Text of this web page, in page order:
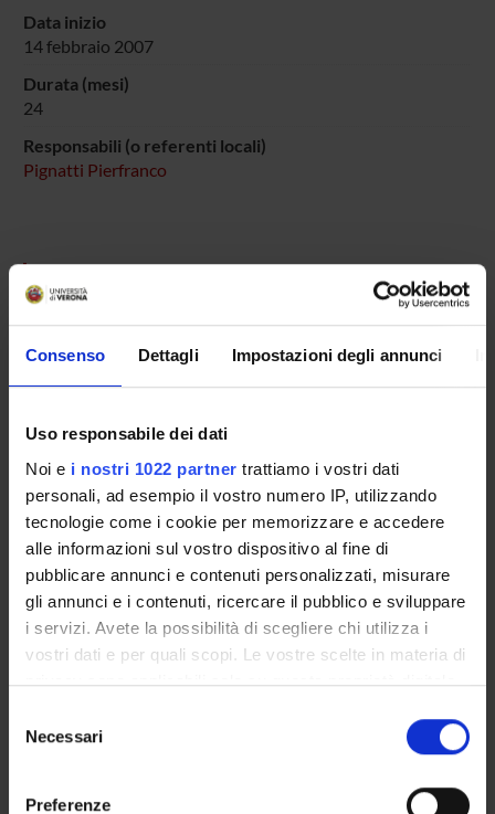
Consenso Dettagli Impostazioni degli annunci
Uso responsabile dei dati
Noi e i nostri 1022 partner trattiamo i vostri dati
personali, ad esempio il vostro numero IP, utilizzando
tecnologie come i cookie per memorizzare e accedere
alle informazioni sul vostro dispositivo al fine di
pubblicare annunci e contenuti personalizzati, misurare
gli annunci e i contenuti, ricercare il pubblico e sviluppare
i servizi. Avete la possibilità di scegliere chi utilizza i
vostri dati e per quali scopi. Le vostre scelte in materia di
privacy sono applicabili solo su questa proprietà digitale
modificare o revocare il proprio consenso in qualsiasi
momento dalla Dichiarazione sui cookie o facendo clic
delNecessari
Preferenze
Data inizio
14 febbraio 2007
Durata (mesi)
24
Responsabili (o referenti locali)
Pignatti Pierfranco
Pierfranco Pignatti
ATTIVITÀ
GRUPPI DI RICERCA
DOTTORATI DI RICERCA